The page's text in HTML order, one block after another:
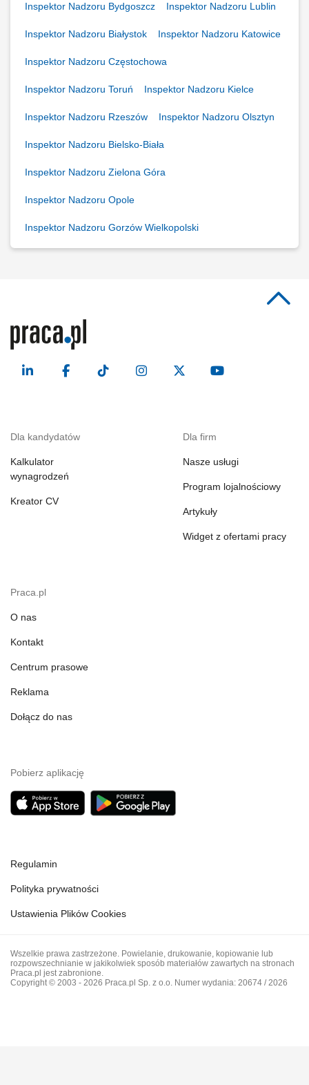
Inspektor Nadzoru Bydgoszcz Inspektor Nadzoru Lublin
Inspektor Nadzoru Białystok Inspektor Nadzoru Katowice
Inspektor Nadzoru Częstochowa
Inspektor Nadzoru Toruń Inspektor Nadzoru Kielce
Inspektor Nadzoru Rzeszów Inspektor Nadzoru Olsztyn
Inspektor Nadzoru Bielsko-Biała
Inspektor Nadzoru Zielona Góra
Inspektor Nadzoru Opole
Inspektor Nadzoru Gorzów Wielkopolski
Dla kandydatów
Kalkulator
wynagrodzeń
Kreator CV
Dla firm
Nasze usługi
Program lojalnościowy
Artykuły
Widget z ofertami pracy
Praca.pl
O nas
Kontakt
Centrum prasowe
Reklama
Dołącz do nas
Pobierz aplikację
Regulamin
Polityka prywatności
Ustawienia Plików Cookies
Wszelkie prawa zastrzeżone. Powielanie, drukowanie, kopiowanie lub
rozpowszechnianie w jakikolwiek sposób materiałów zawartych na stronach
Praca.pl jest zabronione.
Copyright © 2003 - 2026 Praca.pl Sp. z o.o. Numer wydania: 20674 / 2026